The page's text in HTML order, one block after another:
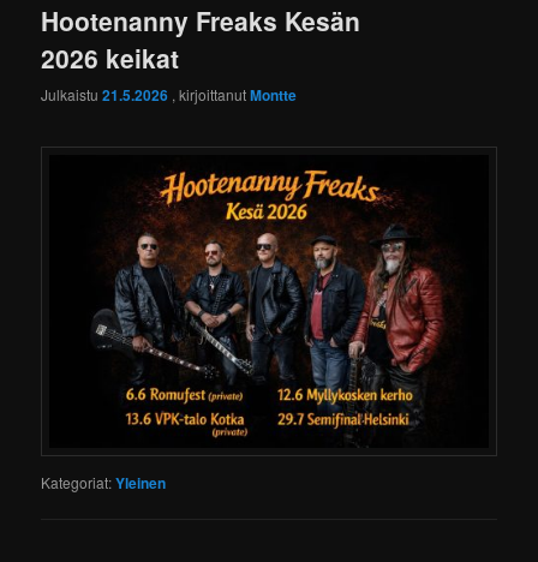
Hootenanny Freaks Kesän
2026 keikat
Julkaistu21.5.2026 , kirjoittanutMontte
Kategoriat:Yleinen